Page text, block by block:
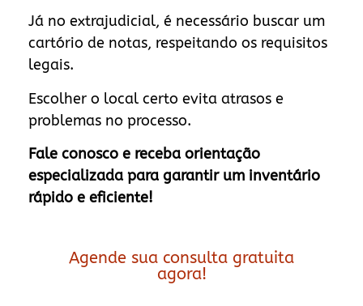
Já no extrajudicial, é necessário buscar um
cartório de notas, respeitando os requisitos
legais.
Escolher o local certo evita atrasos e
problemas no processo.
Fale conosco e receba orientação
especializada para garantir um inventário
rápido e eficiente!
Agende sua consulta gratuita
agora!